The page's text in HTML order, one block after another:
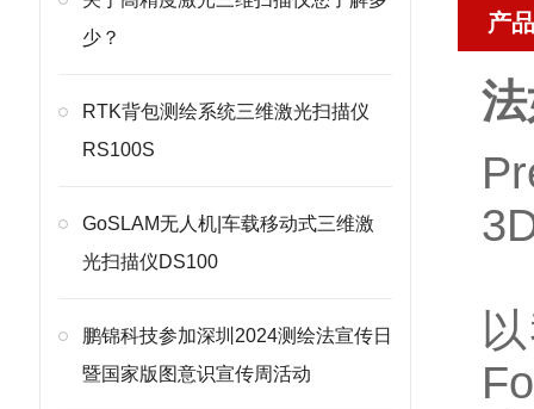
少？
RTK背包测绘系统三维激光扫描仪
RS100S
GoSLAM无人机|车载移动式三维激
光扫描仪DS100
鹏锦科技参加深圳2024测绘法宣传日
暨国家版图意识宣传周活动
产